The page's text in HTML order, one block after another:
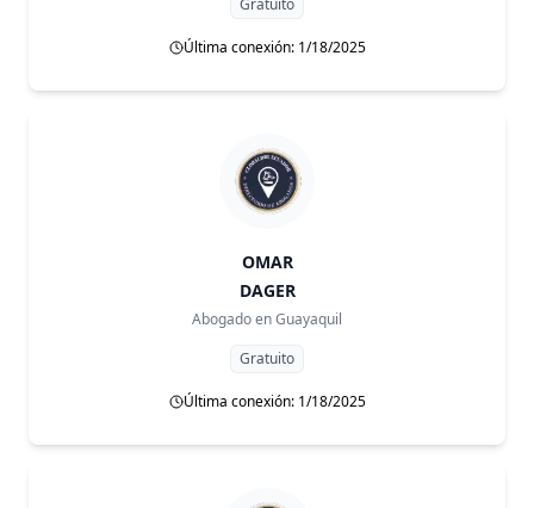
Gratuito
Última conexión: 1/18/2025
OMAR
DAGER
Abogado enGuayaquil
Gratuito
Última conexión: 1/18/2025